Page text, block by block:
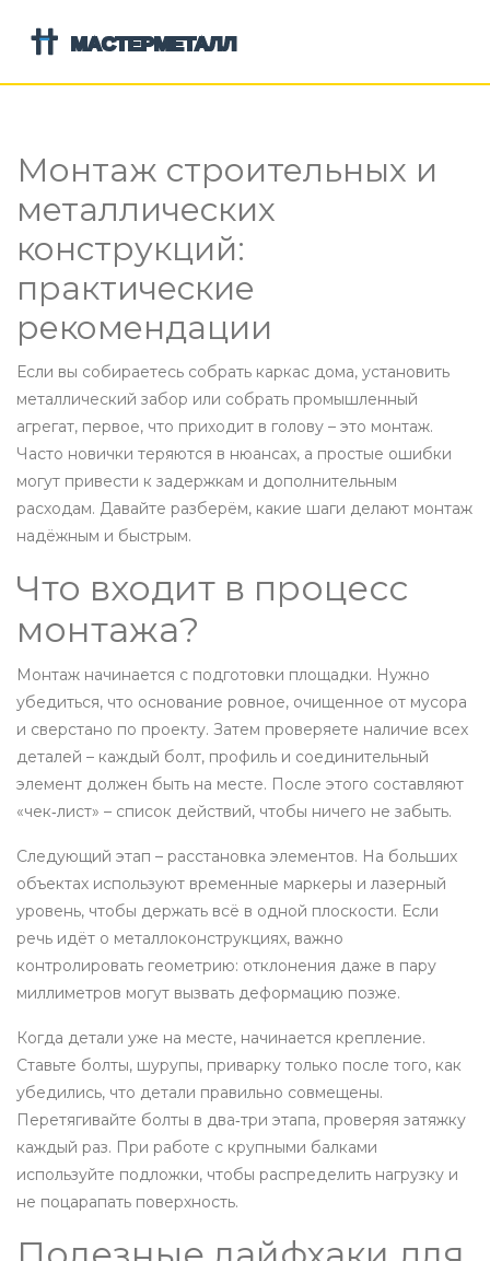
Монтаж строительных и
металлических
конструкций:
практические
рекомендации
Если вы собираетесь собрать каркас дома, установить
металлический забор или собрать промышленный
агрегат, первое, что приходит в голову – это монтаж.
Часто новички теряются в нюансах, а простые ошибки
могут привести к задержкам и дополнительным
расходам. Давайте разберём, какие шаги делают монтаж
надёжным и быстрым.
Что входит в процесс
монтажа?
Монтаж начинается с подготовки площадки. Нужно
убедиться, что основание ровное, очищенное от мусора
и сверстано по проекту. Затем проверяете наличие всех
деталей – каждый болт, профиль и соединительный
элемент должен быть на месте. После этого составляют
«чек‑лист» – список действий, чтобы ничего не забыть.
Следующий этап – расстановка элементов. На больших
объектах используют временные маркеры и лазерный
уровень, чтобы держать всё в одной плоскости. Если
речь идёт о металлоконструкциях, важно
контролировать геометрию: отклонения даже в пару
миллиметров могут вызвать деформацию позже.
Когда детали уже на месте, начинается крепление.
Ставьте болты, шурупы, приварку только после того, как
убедились, что детали правильно совмещены.
Перетягивайте болты в два‑три этапа, проверяя затяжку
каждый раз. При работе с крупными балками
используйте подложки, чтобы распределить нагрузку и
не поцарапать поверхность.